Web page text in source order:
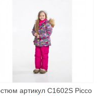
артикул C1602S Picco